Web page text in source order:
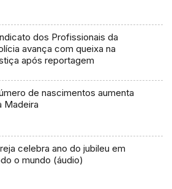
dos Profissionais da
avança com queixa na
após reportagem
de nascimentos aumenta
Madeira
celebra ano do jubileu em
o mundo (áudio)